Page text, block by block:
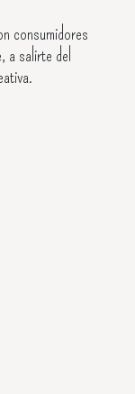
consumidores
a salirte del